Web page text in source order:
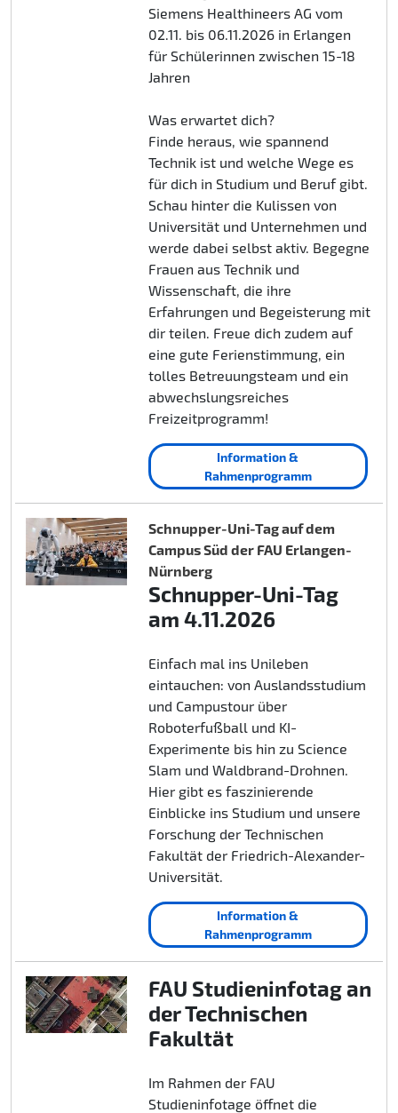
Siemens Healthineers AG vom
02.11. bis 06.11.2026 in Erlangen
für Schülerinnen zwischen 15-18
Jahren
Was erwartet dich?
Finde heraus, wie spannend
Technik ist und welche Wege es
für dich in Studium und Beruf gibt.
Schau hinter die Kulissen von
Universität und Unternehmen und
werde dabei selbst aktiv. Begegne
Frauen aus Technik und
Wissenschaft, die ihre
Erfahrungen und Begeisterung mit
dir teilen. Freue dich zudem auf
eine gute Ferienstimmung, ein
tolles Betreuungsteam und ein
abwechslungsreiches
Freizeitprogramm!
Information &
Rahmenprogramm
Schnupper-Uni-Tag auf dem
Campus Süd der FAU Erlangen-
Nürnberg
Schnupper-Uni-Tag
am 4.11.2026
Einfach mal ins Unileben
eintauchen: von Auslandsstudium
und Campustour über
Roboterfußball und KI-
Experimente bis hin zu Science
Slam und Waldbrand-Drohnen.
Hier gibt es faszinierende
Einblicke ins Studium und unsere
Forschung der Technischen
Fakultät der Friedrich-Alexander-
Universität.
Information &
Rahmenprogramm
FAU Studieninfotag an
der Technischen
Fakultät
Im Rahmen der FAU
Studieninfotage öffnet die